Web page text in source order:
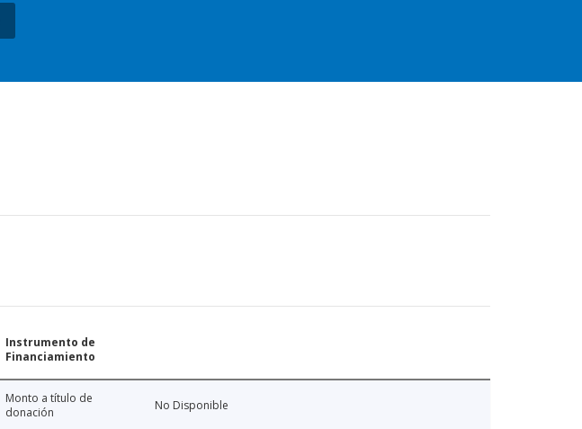
Instrumento de
Financiamiento
Monto a título de
donación
No Disponible